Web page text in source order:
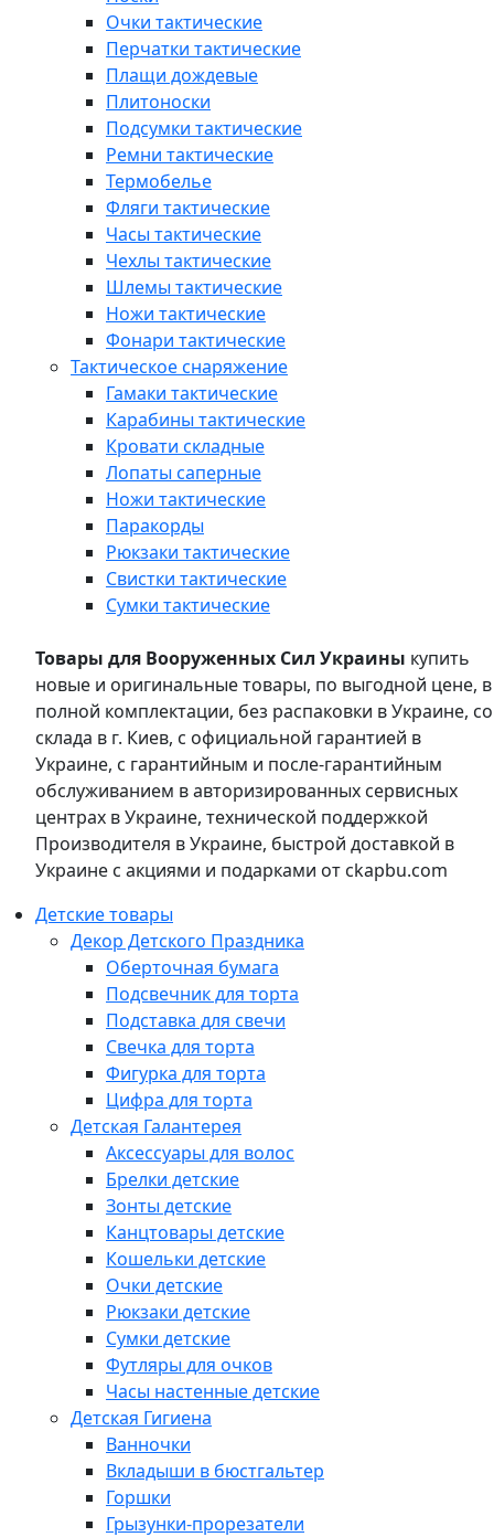
Очки тактические
Перчатки тактические
Плащи дождевые
Плитоноски
Подсумки тактические
Ремни тактические
Термобелье
Фляги тактические
Часы тактические
Чехлы тактические
Шлемы тактические
Ножи тактические
Фонари тактические
Тактическое снаряжение
Гамаки тактические
Карабины тактические
Кровати складные
Лопаты саперные
Ножи тактические
Паракорды
Рюкзаки тактические
Свистки тактические
Сумки тактические
Товары для Вооруженных Сил Украины купить
новые и оригинальные товары, по выгодной цене, в
полной комплектации, без распаковки в Украине, со
склада в г. Киев, с официальной гарантией в
Украине, с гарантийным и после-гарантийным
обслуживанием в авторизированных сервисных
центрах в Украине, технической поддержкой
Производителя в Украине, быстрой доставкой в
Украине с акциями и подарками от ckapbu.com
Детские товары
Декор Детского Праздника
Оберточная бумага
Подсвечник для торта
Подставка для свечи
Свечка для торта
Фигурка для торта
Цифра для торта
Детская Галантерея
Аксессуары для волос
Брелки детские
Зонты детские
Канцтовары детские
Кошельки детские
Очки детские
Рюкзаки детские
Сумки детские
Футляры для очков
Часы настенные детские
Детская Гигиена
Ванночки
Вкладыши в бюстгальтер
Горшки
Грызунки-прорезатели